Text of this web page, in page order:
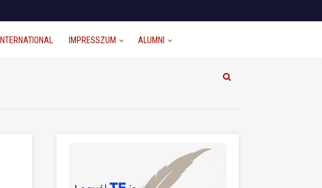
INTERNATIONAL IMPRESSZUM ALUMNI